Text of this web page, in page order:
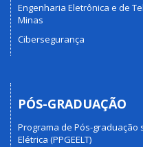
Engenharia Eletrônica e de
Minas
Cibersegurança
PÓS-GRADUAÇÃO
Programa de Pós-graduação
Elétrica (PPGEELT)